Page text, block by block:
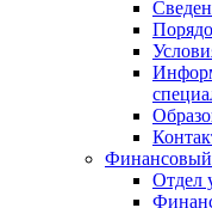
Финансовый
Отдел